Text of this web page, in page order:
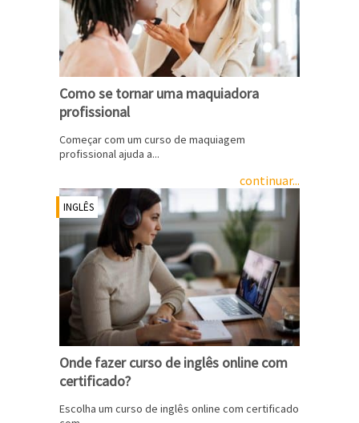
Como se tornar uma maquiadora
profissional
Começar com um curso de maquiagem
profissional ajuda a...
continuar...
INGLÊS
Onde fazer curso de inglês online com
certificado?
Escolha um curso de inglês online com certificado